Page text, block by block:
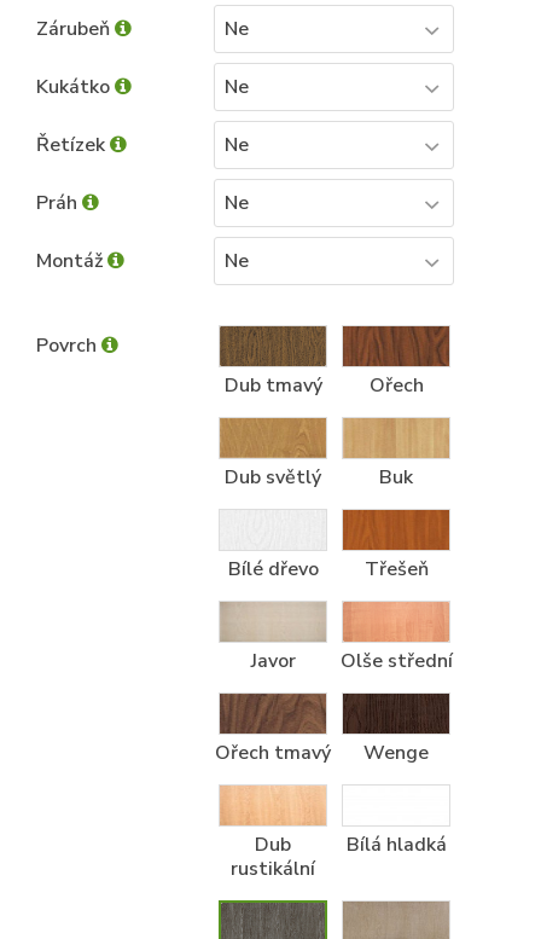
Zárubeň Ne
Kukátko Ne
Řetízek Ne
Práh Ne
Montáž Ne
Povrch
Dub tmavý
Ořech
Dub světlý Buk
Bílé dřevo Třešeň
Javor Olše střední
Ořech tmavý Wenge
Dub
rustikální
Bílá hladká